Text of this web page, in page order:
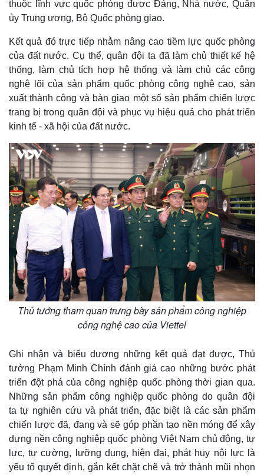
Thế giới
Quan sát
Cuộc sống đó đây
Hồ sơ
Multimedia
Video
Ảnh
E-Magazine
Infographic
thuộc lĩnh vực quốc phòng được Đảng, Nhà nước, Quân
ủy Trung ương, Bộ Quốc phòng giao.
Kết quả đó trực tiếp nhằm nâng cao tiềm lực quốc phòng
của đất nước. Cụ thể, quân đội ta đã làm chủ thiết kế hệ
thống, làm chủ tích hợp hệ thống và làm chủ các công
nghệ lõi của sản phẩm quốc phòng công nghệ cao, sản
xuất thành công và bàn giao một số sản phẩm chiến lược
trang bị trong quân đội và phục vụ hiệu quả cho phát triển
kinh tế - xã hội của đất nước.
Thủ tướng tham quan trưng bày sản phẩm công nghiệp
công nghệ cao của Viettel
Ghi nhận và biểu dương những kết quả đạt được, Thủ
tướng Phạm Minh Chính đánh giá cao những bước phát
triển đột phá của công nghiệp quốc phòng thời gian qua.
Những sản phẩm công nghiệp quốc phòng do quân đội
ta tự nghiên cứu và phát triển, đặc biệt là các sản phẩm
chiến lược đã, đang và sẽ góp phần tạo nền móng để xây
dựng nền công nghiệp quốc phòng Việt Nam chủ động, tự
lực, tự cường, lưỡng dụng, hiện đại, phát huy nội lực là
yếu tố quyết định, gắn kết chặt chẽ và trở thành mũi nhọn